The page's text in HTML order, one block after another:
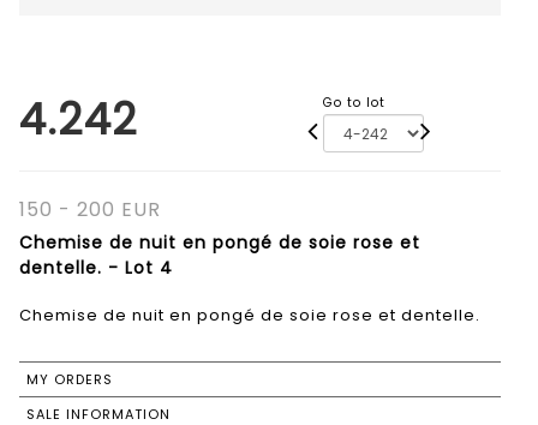
4.242 Go to lot
150 - 200 EUR
Chemise de nuit en pongé de soie rose et
dentelle. - Lot 4
Chemise de nuit en pongé de soie rose et dentelle.
MY ORDERS
SALE INFORMATION